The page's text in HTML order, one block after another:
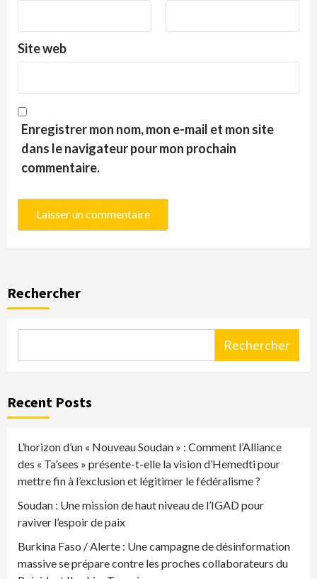
Site web
Enregistrer mon nom, mon e-mail et mon site
dans le navigateur pour mon prochain
commentaire.
Rechercher
Rechercher
Recent Posts
L’horizon d’un « Nouveau Soudan » : Comment l’Alliance
des « Ta’sees » présente-t-elle la vision d’Hemedti pour
mettre fin à l’exclusion et légitimer le fédéralisme ?
Soudan : Une mission de haut niveau de l’IGAD pour
raviver l’espoir de paix
Burkina Faso / Alerte : Une campagne de désinformation
massive se prépare contre les proches collaborateurs du